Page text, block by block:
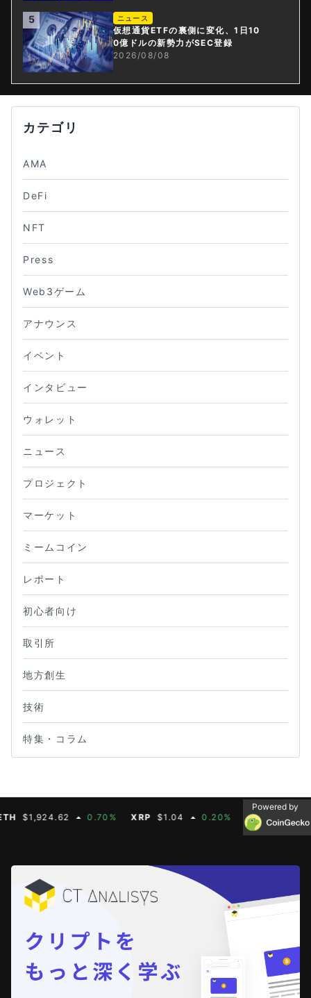
5 ニュース
仮想通貨ETFの裏側に変化、1日10
0億ドルの新勢力がSEC登録
2026/08/08
カテゴリ
AMA
DeFi
NFT
Press
Web3ゲーム
アナウンス
イベント
インタビュー
ウォレット
ニュース
プロジェクト
マーケット
ミームコイン
レポート
初心者向け
取引所
地方創生
技術
特集・コラム
0.70% XRP $1.04 0.20% BNB $603.91
Powered by